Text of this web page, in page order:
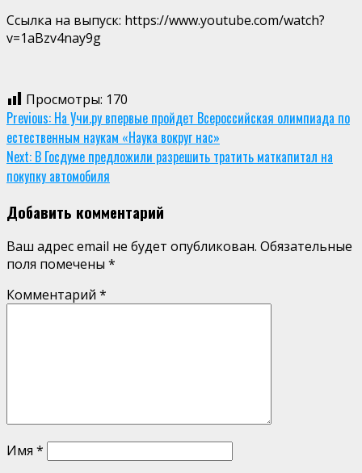
Ссылка на выпуск: https://www.youtube.com/watch?
v=1aBzv4nay9g
Просмотры: 170
Continue
Reading
Previous: На Учи.ру впервые пройдет Всероссийская олимпиада по
естественным наукам «Наука вокруг нас»
Next: В Госдуме предложили разрешить тратить маткапитал на
покупку автомобиля
Добавить комментарий
Ваш адрес email не будет опубликован. Обязательные
поля помечены *
Комментарий *
Имя *